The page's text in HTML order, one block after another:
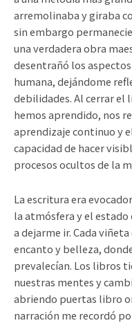
arremolinaba y giraba
sin embargo
una verdadera obra
desentrañó los
humana, dejándome
debilidades. Al cerrar el
hemos aprendido, nos
aprendizaje continuo y
capacidad de hacer
procesos ocultos de la
La escritura era
la atmósfera y el estado
a dejarme ir. Cada
encanto y belleza,
prevalecían. Los libros
nuestras mentes y
abriendo puertas libro
narración me recordó